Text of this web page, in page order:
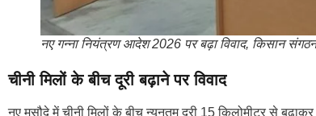
नए गन्ना नियंत्रण आदेश 2026 पर बढ़ा विवाद, किसान
चीनी मिलों के बीच दूरी बढ़ाने पर विवाद
नए मसौदे में चीनी मिलों के बीच न्यूनतम दूरी 15 किलोमीटर से